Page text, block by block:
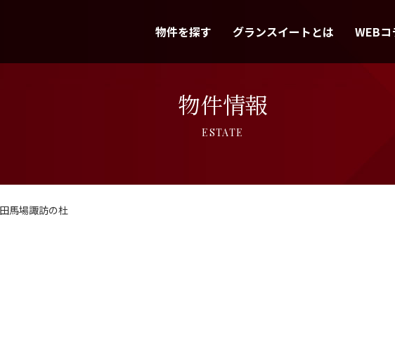
物件を探す グランスイートとは WEBコ
物件情報
ESTATE
馬場諏訪の杜